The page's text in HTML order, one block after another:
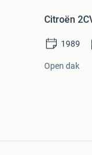
Citroën
1989
Open dak